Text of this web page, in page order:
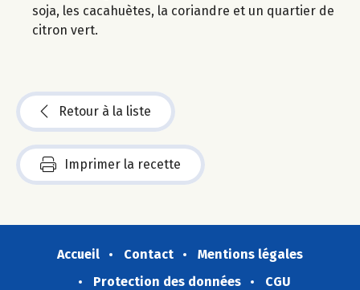
soja, les cacahuètes, la coriandre et un quartier de
citron vert.
Retour à la liste
Imprimer la recette
Accueil Contact
Mentions légales
Protection des données
CGU